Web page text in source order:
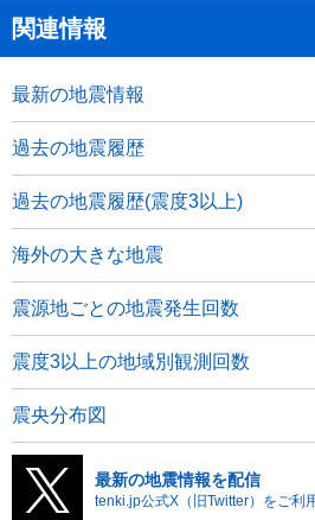
関連情報
最新の地震情報
過去の地震履歴
過去の地震履歴(震度3以上)
海外の大きな地震
震源地ごとの地震発生回数
震度3以上の地域別観測回数
震央分布図
最新の地震情報を配信
tenki.jp公式X（旧Twitter）をご利